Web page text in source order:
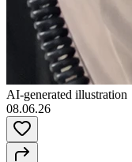
AI-generated illustration
08.06.26